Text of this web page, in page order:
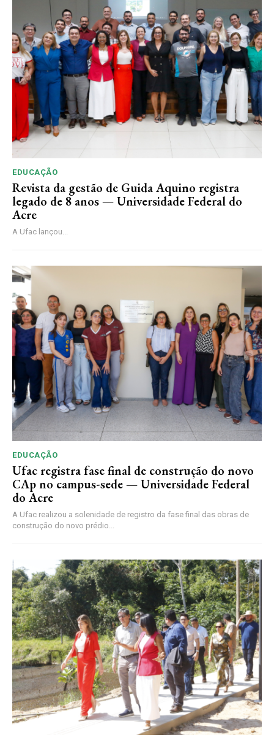
EDUCAÇÃO
Revista da gestão de Guida Aquino registra
legado de 8 anos — Universidade Federal do
Acre
A Ufac lançou...
EDUCAÇÃO
Ufac registra fase final de construção do novo
CAp no campus-sede — Universidade Federal
do Acre
A Ufac realizou a solenidade de registro da fase final das obras de
construção do novo prédio...